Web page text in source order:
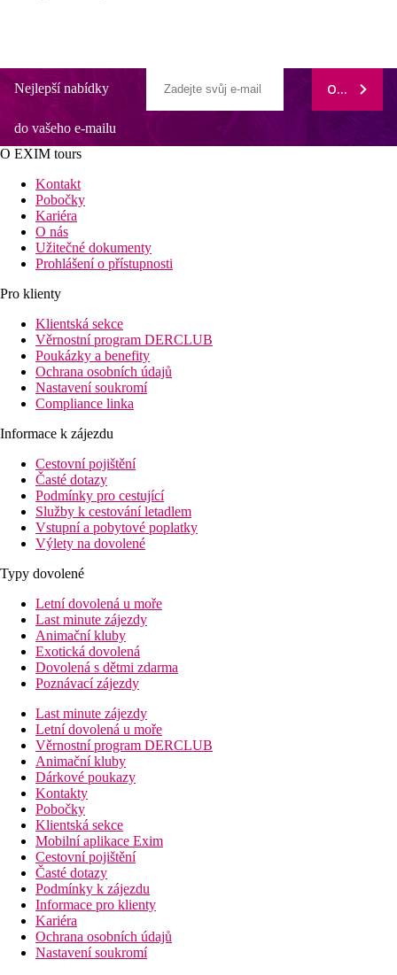
Nejlepší nabídky
do vašeho e-mailu
ODEBÍRAT
O EXIM tours
Kontakt
Pobočky
Kariéra
O nás
Užitečné dokumenty
Prohlášení o přístupnosti
Pro klienty
Klientská sekce
Věrnostní program DERCLUB
Poukázky a benefity
Ochrana osobních údajů
Nastavení soukromí
Compliance linka
Informace k zájezdu
Cestovní pojištění
Časté dotazy
Podmínky pro cestující
Služby k cestování letadlem
Vstupní a pobytové poplatky
Výlety na dovolené
Typy dovolené
Letní dovolená u moře
Last minute zájezdy
Animační kluby
Exotická dovolená
Dovolená s dětmi zdarma
Poznávací zájezdy
Last minute zájezdy
Letní dovolená u moře
Věrnostní program DERCLUB
Animační kluby
Dárkové poukazy
Kontakty
Pobočky
Klientská sekce
Mobilní aplikace Exim
Cestovní pojištění
Časté dotazy
Podmínky k zájezdu
Informace pro klienty
Kariéra
Ochrana osobních údajů
Nastavení soukromí